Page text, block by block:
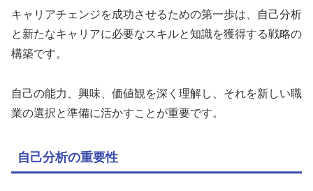
キャリアチェンジを成功させるための第一歩は、自己分析
と新たなキャリアに必要なスキルと知識を獲得する戦略の
構築です。
自己の能力、興味、価値観を深く理解し、それを新しい職
業の選択と準備に活かすことが重要です。
自己分析の重要性